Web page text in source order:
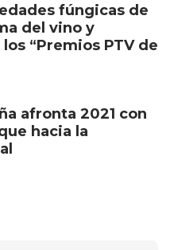
fúngicas de
del vino y
“Premios PTV de
afronta 2021 con
hacia la